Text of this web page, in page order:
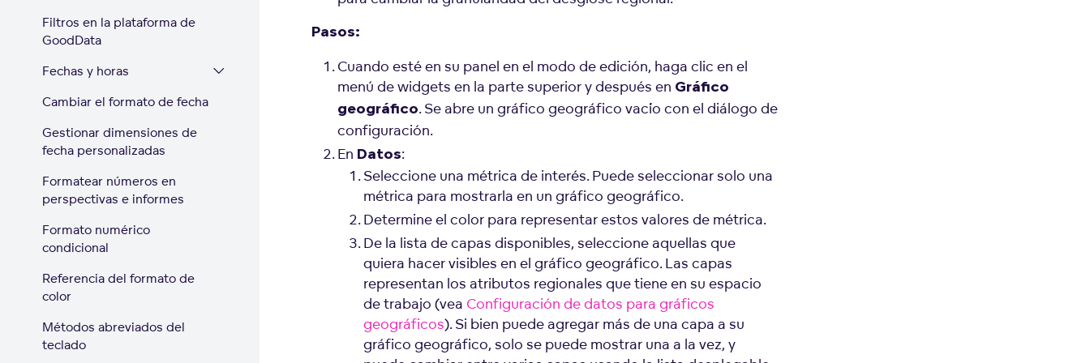
Filtros en la plataforma de
GoodData
Fechas y horas
Cambiar el formato de fecha
Gestionar dimensiones de
fecha personalizadas
Formatear números en
perspectivas e informes
Formato numérico
condicional
Referencia del formato de
color
Métodos abreviados del
teclado
Pasos:
Cuando esté en su panel en el modo de edición, haga clic en el
menú de widgets en la parte superior y después en Gráfico
geográfico. Se abre un gráfico geográfico vacío con el diálogo de
configuración.
En Datos:
Seleccione una métrica de interés. Puede seleccionar solo una
métrica para mostrarla en un gráfico geográfico.
Determine el color para representar estos valores de métrica.
De la lista de capas disponibles, seleccione aquellas que
quiera hacer visibles en el gráfico geográfico. Las capas
representan los atributos regionales que tiene en su espacio
de trabajo (vea Configuración de datos para gráficos
geográficos). Si bien puede agregar más de una capa a su
gráfico geográfico, solo se puede mostrar una a la vez, y